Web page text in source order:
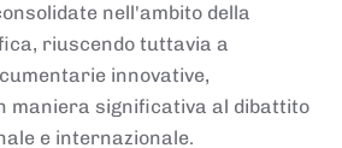
nell'ambito della
riuscendo tuttavia a
innovative,
maniera significativa al dibattito
e internazionale.